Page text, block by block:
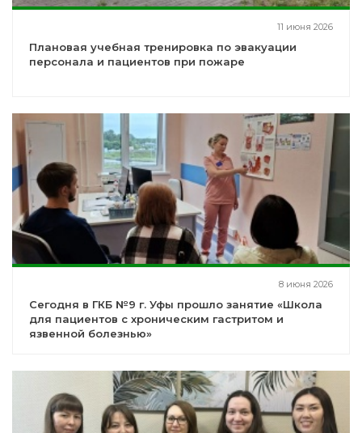
11 июня 2026
Плановая учебная тренировка по эвакуации
персонала и пациентов при пожаре
8 июня 2026
Сегодня в ГКБ №9 г. Уфы прошло занятие «Школа
для пациентов с хроническим гастритом и
язвенной болезнью»